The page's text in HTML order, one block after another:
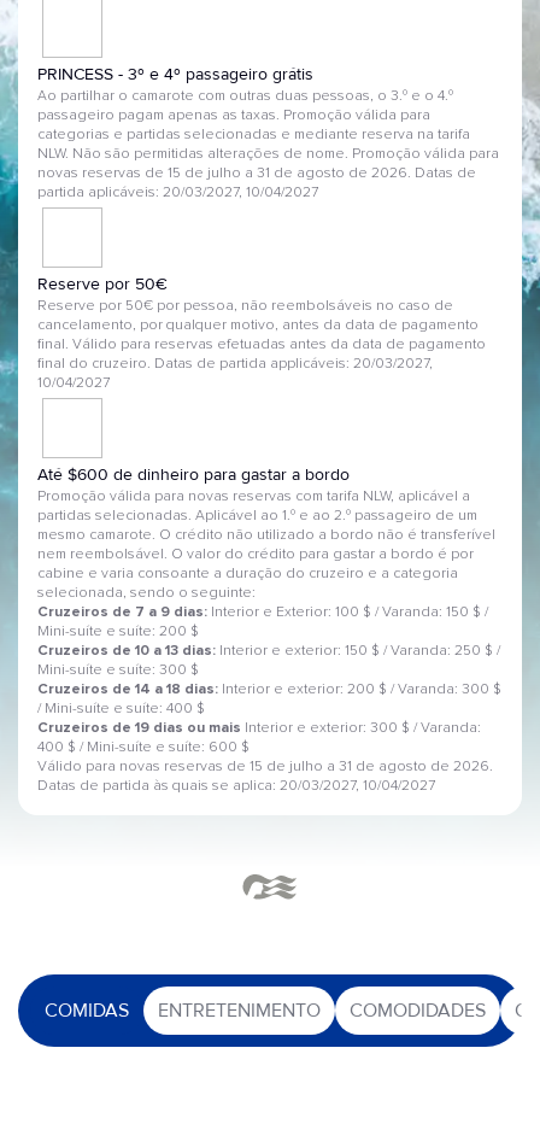
PRINCESS - 3º e 4º passageiro grátis
Ao partilhar o camarote com outras duas pessoas, o 3.º e o 4.º
passageiro pagam apenas as taxas. Promoção válida para
categorias e partidas selecionadas e mediante reserva na tarifa
NLW. Não são permitidas alterações de nome. Promoção válida para
novas reservas de 15 de julho a 31 de agosto de 2026. Datas de
partida aplicáveis: 20/03/2027, 10/04/2027
Reserve por 50€
Reserve por 50€ por pessoa, não reembolsáveis no caso de
cancelamento, por qualquer motivo, antes da data de pagamento
final. Válido para reservas efetuadas antes da data de pagamento
final do cruzeiro. Datas de partida applicáveis: 20/03/2027,
10/04/2027
Até $600 de dinheiro para gastar a bordo
Promoção válida para novas reservas com tarifa NLW, aplicável a
partidas selecionadas. Aplicável ao 1.º e ao 2.º passageiro de um
mesmo camarote. O crédito não utilizado a bordo não é transferível
nem reembolsável. O valor do crédito para gastar a bordo é por
cabine e varia consoante a duração do cruzeiro e a categoria
selecionada, sendo o seguinte:
Cruzeiros de 7 a 9 dias: Interior e Exterior: 100 $ / Varanda: 150 $ /
Mini-suíte e suíte: 200 $
Cruzeiros de 10 a 13 dias: Interior e exterior: 150 $ / Varanda: 250 $ /
Mini-suíte e suíte: 300 $
Cruzeiros de 14 a 18 dias: Interior e exterior: 200 $ / Varanda: 300 $
/ Mini-suíte e suíte: 400 $
Cruzeiros de 19 dias ou mais
Interior e exterior: 300 $ / Varanda:
400 $ / Mini-suíte e suíte: 600 $
Válido para novas reservas de 15 de julho a 31 de agosto de 2026.
Datas de partida às quais se aplica: 20/03/2027, 10/04/2027
COMIDAS ENTRETENIMENTO COMODIDADES